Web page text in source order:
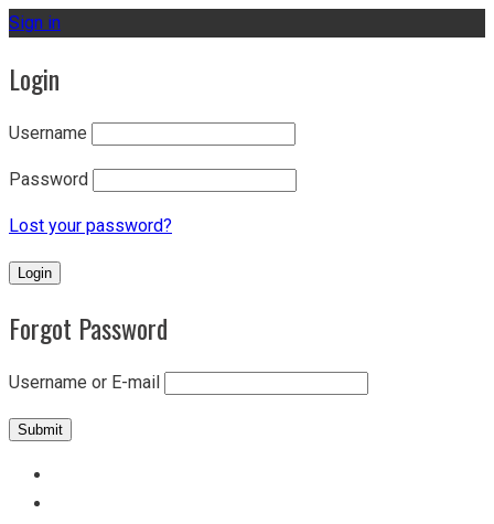
Sign in
Login
Username
Password
Lost your password?
Forgot Password
Username or E-mail